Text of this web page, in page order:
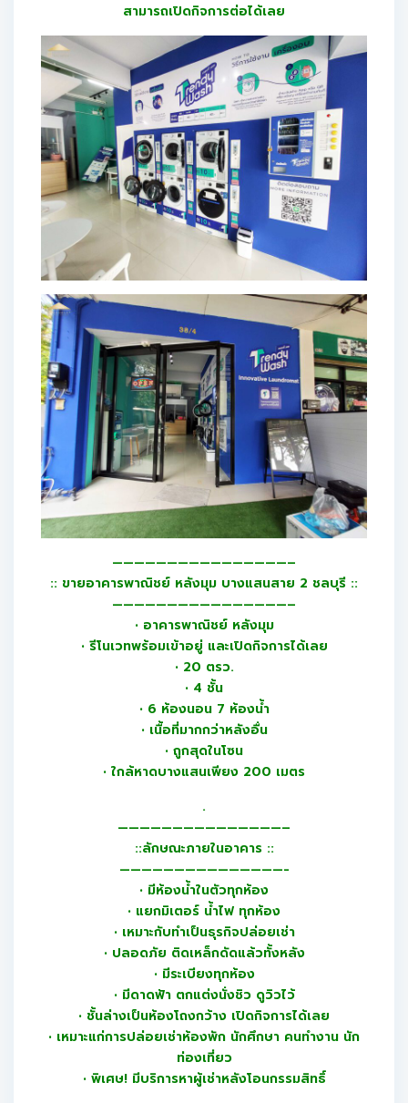
สามารถเปิดกิจการต่อได้เลย
————————————————–
:: ขายอาคารพาณิชย์ หลังมุม บางแสนสาย 2 ชลบุรี ::
————————————————–
• อาคารพาณิชย์ หลังมุม
• รีโนเวทพร้อมเข้าอยู่ และเปิดกิจการได้เลย
• 20 ตรว.
• 4 ชั้น
• 6 ห้องนอน 7 ห้องน้ำ
• เนื้อที่มากกว่าหลังอื่น
• ถูกสุดในโซน
• ใกล้หาดบางแสนเพียง 200 เมตร
.
———————————————–
::ลักษณะภายในอาคาร ::
———————————————-
• มีห้องน้ำในตัวทุกห้อง
• แยกมิเตอร์ น้ำไฟ ทุกห้อง
• เหมาะกับทำเป็นธุรกิจปล่อยเช่า
• ปลอดภัย ติดเหล็กดัดแล้วทั้งหลัง
• มีระเบียงทุกห้อง
• มีดาดฟ้า ตกแต่งนั่งชิว ดูวิวไว้
• ชั้นล่างเป็นห้องโถงกว้าง เปิดกิจการได้เลย
• เหมาะแก่การปล่อยเช่าห้องพัก นักศึกษา คนทำงาน นัก
ท่องเที่ยว
• พิเศษ! มีบริการหาผู้เช่าหลังโอนกรรมสิทธิ์